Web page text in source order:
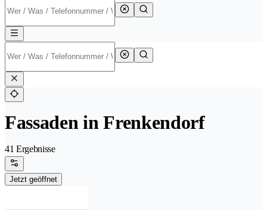
Fassaden in Frenkendorf
41 Ergebnisse
Jetzt geöffnet